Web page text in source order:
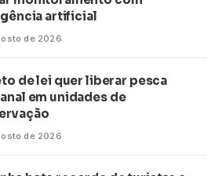
artificial
de 2026
de lei quer liberar pesca
em unidades de
de 2026